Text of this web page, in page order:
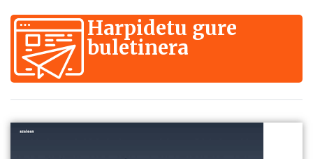
Harpidetu gure
buletinera